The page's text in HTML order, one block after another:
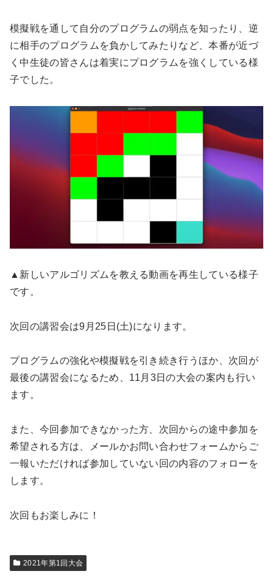
模擬戦を通して自分のプログラムの弱点を知ったり、逆
に相手のプログラムを負かしてみたりなど、本番が近づ
く中生徒の皆さんは着実にプログラムを強くしている様
子でした。
▲新しいアルゴリズムを教える動画を再生している様子
です。
次回の講習会は9月25日(土)になります。
プログラムの強化や模擬戦を引き続き行うほか、次回が
最後の講習会になるため、11月3日の大会の案内も行い
ます。
また、今回参加できなかった方、次回からの途中参加を
希望される方は、メールかお問い合わせフォームからご
一報いただければ参加していない回の内容のフォローを
します。
次回もお楽しみに！
2021年第1回大会